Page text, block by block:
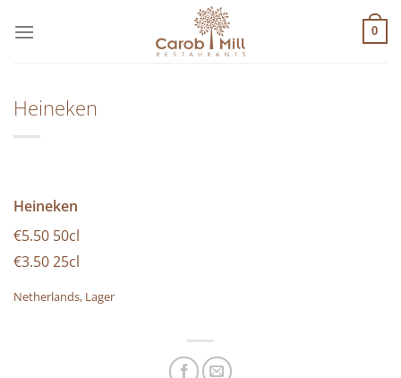
στο
0
Heineken
Heineken
€5.50 50cl
€3.50 25cl
Netherlands, Lager